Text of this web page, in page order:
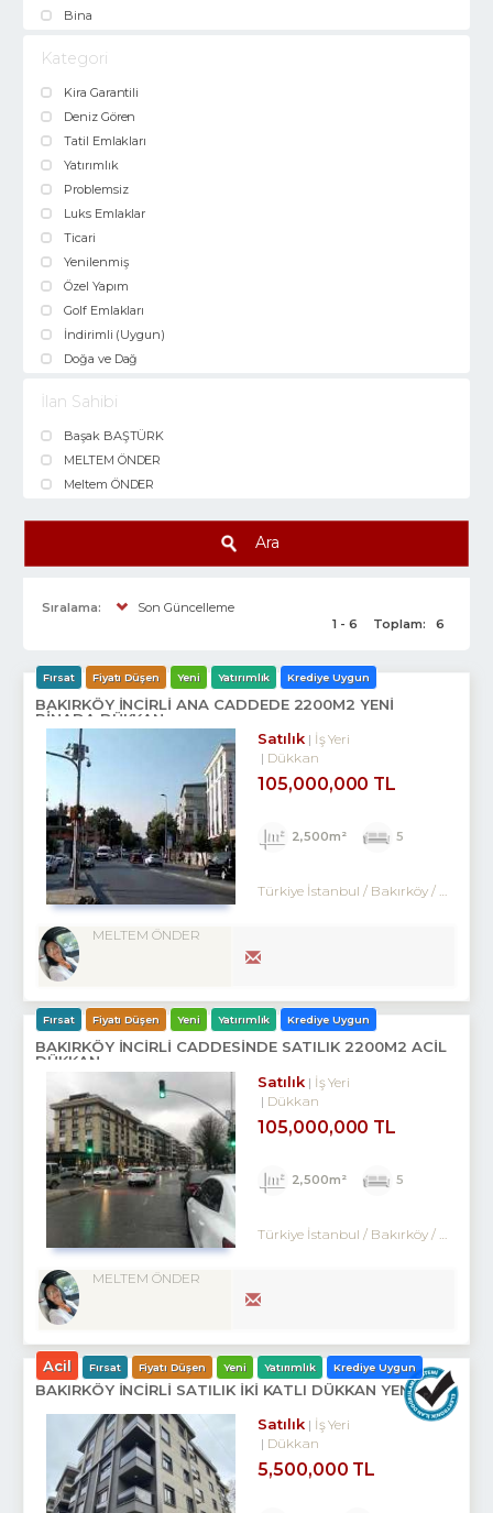
Bina
Kategori
Kira Garantili
Deniz Gören
Tatil Emlakları
Yatırımlık
Problemsiz
Luks Emlaklar
Ticari
Yenilenmiş
Özel Yapım
Golf Emlakları
İndirimli (Uygun)
Doğa ve Dağ
İlan Sahibi
Başak BAŞTÜRK
MELTEM ÖNDER
Meltem ÖNDER
Ara
Sıralama:
Son Güncelleme
1 - 6
Toplam: 6
Fırsat Fiyatı Düşen Yeni Yatırımlık Krediye Uygun
BAKIRKÖY İNCİRLİ ANA CADDEDE 2200M2 YENİ
BİNADA DÜKKAN
Satılık
İş Yeri
Dükkan
105,000,000 TL
2,500m² 5
Türkiye İstanbul / Bakırköy/ Ataköy
MELTEM ÖNDER
Fırsat Fiyatı Düşen Yeni Yatırımlık Krediye Uygun
BAKIRKÖY İNCİRLİ CADDESINDE SATILIK 2200M2 ACİL
DÜKKAN
Satılık
İş Yeri
Dükkan
105,000,000 TL
2,500m² 5
Türkiye İstanbul / Bakırköy/ Zuhuratbaba
MELTEM ÖNDER
Acil Fırsat Fiyatı Düşen Yeni Yatırımlık Krediye Uygun
BAKIRKÖY İNCİRLİ SATILIK İKİ KATLI DÜKKAN YENİ BİNA
Satılık
İş Yeri
Dükkan
5,500,000 TL